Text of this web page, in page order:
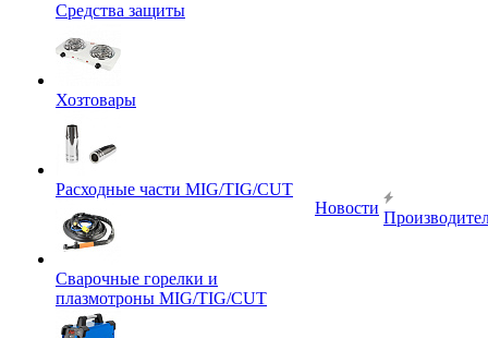
Средства защиты
Хозтовары
Расходные части MIG/TIG/CUT
Сварочные горелки и
плазмотроны MIG/TIG/CUT
Новости